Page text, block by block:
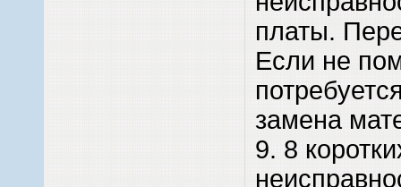
платы.
Если не
замена
9. 8